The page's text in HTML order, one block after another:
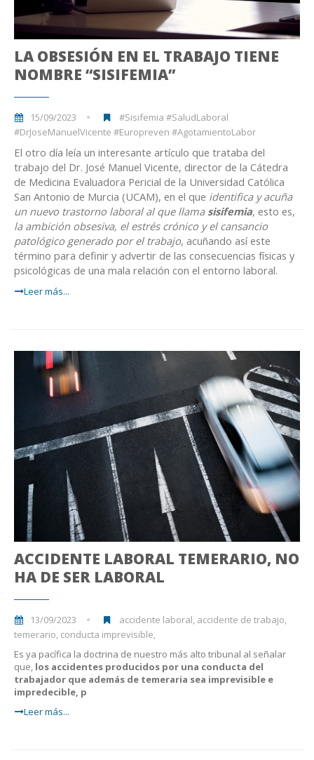
LA OBSESIÓN EN EL TRABAJO TIENE
NOMBRE “SISIFEMIA”
15/09/2023
#Sisifemia #SaludLaboral
#DrJoseManuelVicente #Europreven #AgotamientoLabor
El otro día leía un interesante artículo que trataba del
trabajo del Dr. José Manuel Vicente, director de la Cátedra
de Medicina Evaluadora Pericial de la Universidad Católica
San Antonio de Murcia (UCAM), en el que identifica y acuña
un nuevo trastorno laboral al que llama sisifemia, esto es,
la ambición obsesiva, el estrés crónico y el cansancio
patológico generado por el trabajo, acuñando así este
término para definir y advertir de las consecuencias físicas y
psicológicas de una mala relación con el entorno laboral.
Leer más...
ACCIDENTE LABORAL TEMERARIO, NO
HA DE SER LABORAL
13/09/2023
accidente laboral, accidente de trabajo,
temerario, conducta imprevisible,
Es ya pacífica la doctrina de nuestro más alto tribunal al señalar
que, los accidentes producidos por una conducta del
trabajador que además de temeraria sea imprevisible e
impredecible, p
Leer más...